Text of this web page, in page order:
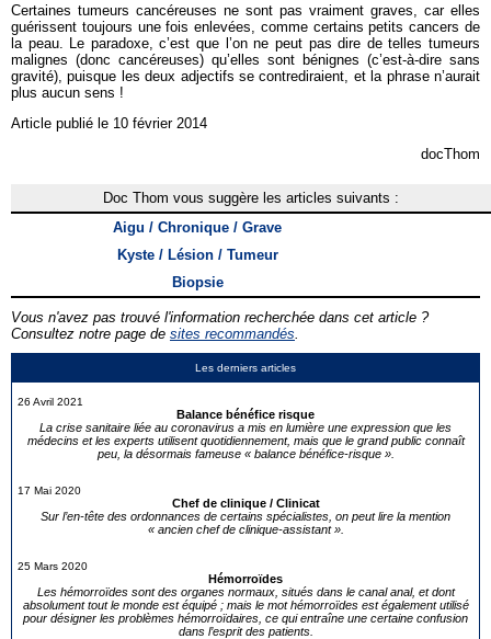
Les derniers articles
26 Avril 2021
Balance bénéfice risque
La crise sanitaire liée au coronavirus a mis en lumière une expression que les
médecins et les experts utilisent quotidiennement, mais que le grand public connaît
peu, la désormais fameuse « balance bénéfice-risque ».
17 Mai 2020
Chef de clinique / Clinicat
Sur l’en-tête des ordonnances de certains spécialistes, on peut lire la mention
« ancien chef de clinique-assistant ».
25 Mars 2020
Hémorroïdes
Les hémorroïdes sont des organes normaux, situés dans le canal anal, et dont
absolument tout le monde est équipé ; mais le mot hémorroïdes est également utilisé
pour désigner les problèmes hémorroïdaires, ce qui entraîne une certaine confusion
dans l’esprit des patients.
Certaines tumeurs cancéreuses ne sont pas vraiment graves, car elles
guérissent toujours une fois enlevées, comme certains petits cancers de
la peau. Le paradoxe, c’est que l’on ne peut pas dire de telles tumeurs
malignes (donc cancéreuses) qu’elles sont bénignes (c’est-à-dire sans
gravité), puisque les deux adjectifs se contrediraient, et la phrase n’aurait
plus aucun sens !
Article publié le 10 février 2014
docThom
Doc Thom vous suggère les articles suivants :
Aigu / Chronique / Grave
Kyste / Lésion / Tumeur
Biopsie
Vous n'avez pas trouvé l'information recherchée dans cet article ?
Consultez notre page de sites recommandés